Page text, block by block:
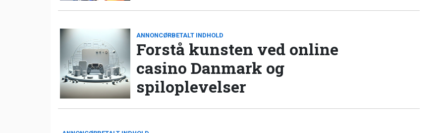
ANNONCØRBETALT INDHOLD
Forstå kunsten ved online
casino Danmark og
spiloplevelser